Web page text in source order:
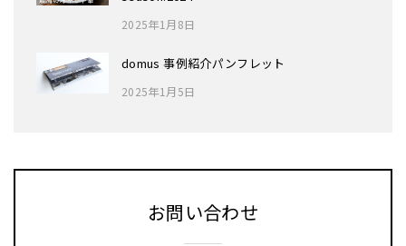
2025年1月8日
domus 事例紹介パンフレット
2025年1月5日
お問い合わせ